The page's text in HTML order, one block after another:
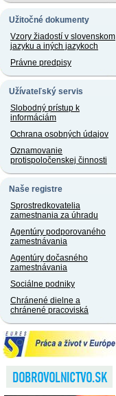
Užitočné dokumenty
Vzory žiadostí v slovenskom
jazyku a iných jazykoch
Právne predpisy
Užívateľský servis
Slobodný prístup k
informáciám
Ochrana osobných údajov
Oznamovanie
protispoločenskej činnosti
Naše registre
Sprostredkovatelia
zamestnania za úhradu
Agentúry podporovaného
zamestnávania
Agentúry dočasného
zamestnávania
Sociálne podniky
Chránené dielne a
chránené pracoviská